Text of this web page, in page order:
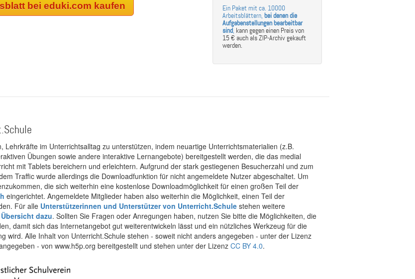
bei eduki.com kaufen
Ein Paket mit ca. 10000
Arbeitsblättern, bei denen die
Aufgabenstellungen bearbeitbar
sind, kann gegen einen Preis von
15 € auch als ZIP-Archiv gekauft
werden.
Lehrkräfte im Unterrichtsalltag zu unterstützen, indem neuartige Unterrichtsmaterialien (z.B.
Übungen sowie andere interaktive Lernangebote) bereitgestellt werden, die das medial
mit Tablets bereichern und erleichtern. Aufgrund der stark gestiegenen Besucherzahl und zum
Traffic wurde allerdings die Downloadfunktion für nicht angemeldete Nutzer abgeschaltet. Um
die sich weiterhin eine kostenlose Downloadmöglichkeit für einen großen Teil der
eingerichtet. Angemeldete Mitglieder haben also weiterhin die Möglichkeit, einen Teil der
Für alle Unterstützerinnen und Unterstützer von Unterricht.Schule stehen weitere
dazu. Sollten Sie Fragen oder Anregungen haben, nutzen Sie bitte die Möglichkeiten, die
damit sich das Internetangebot gut weiterentwickeln lässt und ein nützliches Werkzeug für die
wird. Alle Inhalt von Unterricht.Schule stehen - soweit nicht anders angegeben - unter der Lizenz
- von www.h5p.org bereitgestellt und stehen unter der Lizenz CC BY 4.0.